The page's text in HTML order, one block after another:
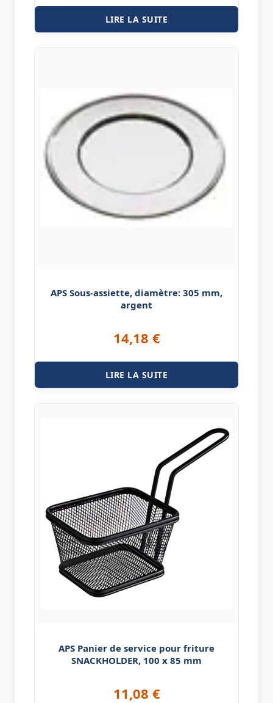
LIRE LA SUITE
APS Sous-assiette, diamètre: 305 mm,
argent
14,18 €
LIRE LA SUITE
APS Panier de service pour friture
SNACKHOLDER, 100 x 85 mm
11,08 €